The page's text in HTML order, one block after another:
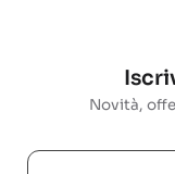
Novità,